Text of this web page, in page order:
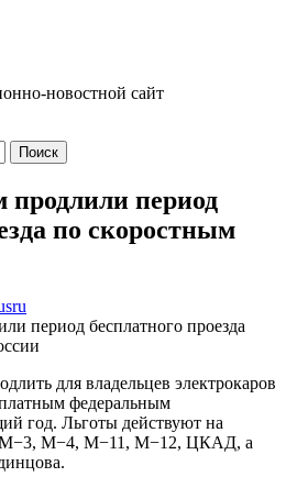
новостной сайт
продлили период
по скоростным
для владельцев электрокаров
федеральным
год. Льготы действуют на
М−3, М−4, М−11, М−12, ЦКАД, а